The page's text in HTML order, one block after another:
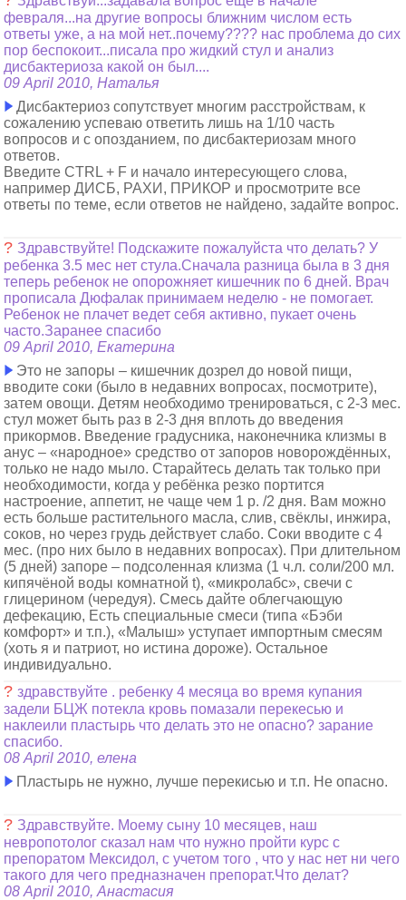
февраля...на другие вопросы ближним числом есть
ответы уже, а на мой нет..почему???? нас проблема до сих
пор беспокоит...писала про жидкий стул и анализ
дисбактериоза какой он был....
09 April 2010, Наталья
Дисбактериоз сопутствует многим расстройствам, к
сожалению успеваю ответить лишь на 1/10 часть
вопросов и с опозданием, по дисбактериозам много
ответов.
Введите CTRL + F и начало интересующего слова,
например ДИСБ, РАХИ, ПРИКОР и просмотрите все
ответы по теме, если ответов не найдено, задайте вопрос.
? Здравствуйте! Подскажите пожалуйста что делать? У
ребенка 3.5 мес нет стула.Сначала разница была в 3 дня
теперь ребенок не опорожняет кишечник по 6 дней. Врач
прописала Дюфалак принимаем неделю - не помогает.
Ребенок не плачет ведет себя активно, пукает очень
часто.Заранее спасибо
09 April 2010, Екатерина
Это не запоры – кишечник дозрел до новой пищи,
вводите соки (было в недавних вопросах, посмотрите),
затем овощи. Детям необходимо тренироваться, с 2-3 мес.
стул может быть раз в 2-3 дня вплоть до введения
прикормов. Введение градусника, наконечника клизмы в
анус – «народное» средство от запоров новорождённых,
только не надо мыло. Старайтесь делать так только при
необходимости, когда у ребёнка резко портится
настроение, аппетит, не чаще чем 1 р. /2 дня. Вам можно
есть больше растительного масла, слив, свёклы, инжира,
соков, но через грудь действует слабо. Соки вводите с 4
мес. (про них было в недавних вопросах). При длительном
(5 дней) запоре – подсоленная клизма (1 ч.л. соли/200 мл.
кипячёной воды комнатной t), «микролабс», свечи с
глицерином (чередуя). Смесь дайте облегчающую
дефекацию, Есть специальные смеси (типа «Бэби
комфорт» и т.п.), «Малыш» уступает импортным смесям
(хоть я и патриот, но истина дороже). Остальное
индивидуально.
?здравствуйте . ребенку 4 месяца во время купания
задели БЦЖ потекла кровь помазали перекесью и
наклеили пластырь что делать это не опасно? зарание
спасибо.
08 April 2010, елена
Пластырь не нужно, лучше перекисью и т.п. Не опасно.
? Здравствуйте. Моему сыну 10 месяцев, наш
невропотолог сказал нам что нужно пройти курс с
препоратом Мексидол, с учетом того , что у нас нет ни чего
такого для чего предназначен препорат.Что делат?
08 April 2010, Анастасия